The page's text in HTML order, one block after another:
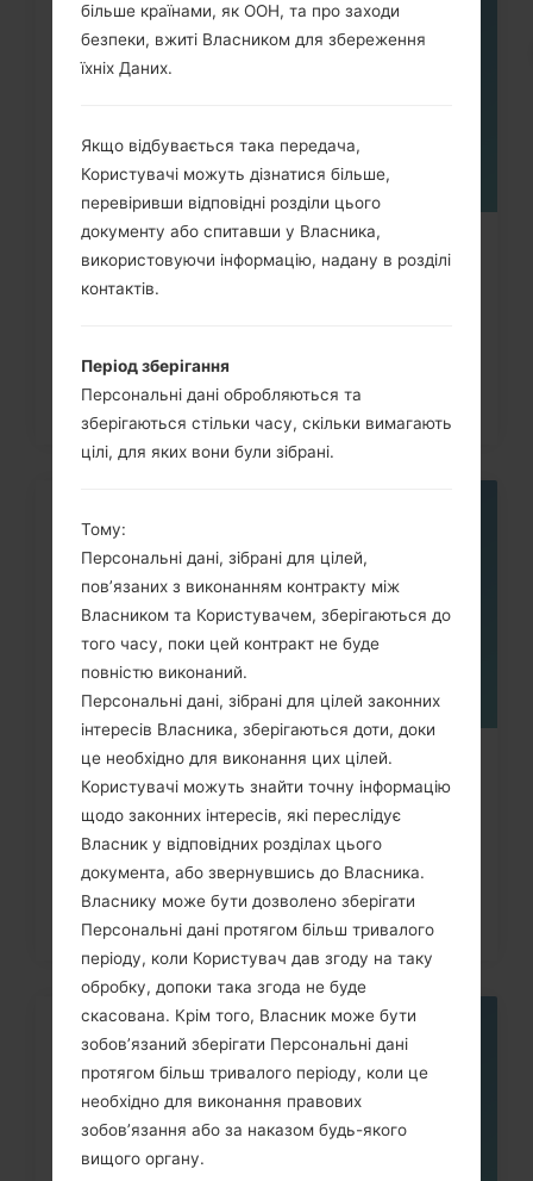
Як видалити усі дані з телефона
LG G3, G4, G5, G7 та...
Як скинути до заводських
налаштувань за допомогою коду...
більше країнами, як ООН, та про заходи
безпеки, вжиті Власником для збереження
їхніх Даних.
Якщо відбувається така передача,
Користувачі можуть дізнатися більше,
перевіривши відповідні розділи цього
документу або спитавши у Власника,
використовуючи інформацію, надану в розділі
контактів.
Період зберігання
Персональні дані обробляються та
зберігаються стільки часу, скільки вимагають
цілі, для яких вони були зібрані.
Тому:
Персональні дані, зібрані для цілей,
пов’язаних з виконанням контракту між
Власником та Користувачем, зберігаються до
того часу, поки цей контракт не буде
повністю виконаний.
Персональні дані, зібрані для цілей законних
інтересів Власника, зберігаються доти, доки
це необхідно для виконання цих цілей.
Користувачі можуть знайти точну інформацію
щодо законних інтересів, які переслідує
Власник у відповідних розділах цього
документа, або звернувшись до Власника.
Власнику може бути дозволено зберігати
Персональні дані протягом більш тривалого
періоду, коли Користувач дав згоду на таку
обробку, допоки така згода не буде
скасована. Крім того, Власник може бути
зобов’язаний зберігати Персональні дані
протягом більш тривалого періоду, коли це
необхідно для виконання правових
зобов’язання або за наказом будь-якого
вищого органу.